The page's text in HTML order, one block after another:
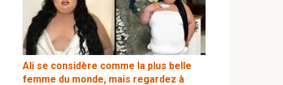
Ali se considère comme la plus belle
femme du monde, mais regardez à